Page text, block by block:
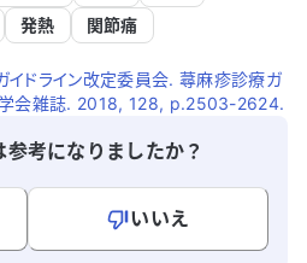
い時は腹痛が辛
に行くことも
子が良い日もあ
ることが多く、
ず、仕事のスト
なり、日に日に
。最初は乾燥が
発熱 関節痛
ドライン改定委員会. 蕁麻疹診療ガ
学会雑誌. 2018, 128, p.2503-2624.
考になりましたか？
いいえ